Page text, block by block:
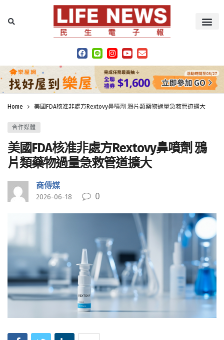
Home 美國FDA核准非處方Rextovy鼻噴劑 鴉片類藥物過量急救管道擴大
合作媒體
美國FDA核准非處方Rextovy鼻噴劑 鴉
片類藥物過量急救管道擴大
商傳媒
2026-06-18 0